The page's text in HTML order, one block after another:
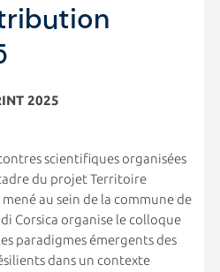
2025
scientifiques organisées
du projet Territoire
au sein de la commune de
Corsica organise le colloque
paradigmes émergents des
dans un contexte